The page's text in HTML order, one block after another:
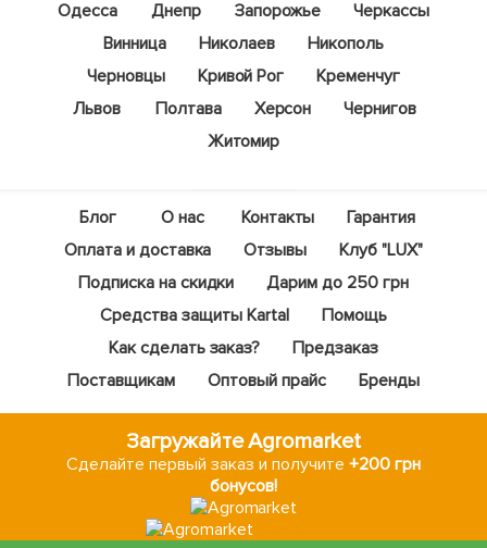
Одесса
Днепр Запорожье
Черкассы
Винница
Николаев
Никополь
Черновцы
Кривой Рог
Кременчуг
Львов
Полтава Херсон
Чернигов
Житомир
Блог О нас Контакты
Гарантия
Оплата и доставка
Отзывы
Клуб "LUX"
Подписка на скидки
Дарим до 250 грн
Средства защиты Kartal
Помощь
Как сделать заказ?
Предзаказ
Поставщикам
Оптовый прайс Бренды
Загружайте Agromarket
Сделайте первый заказ и получите +200 грн
бонусов!